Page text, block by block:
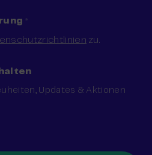
*
zu.
Updates & Aktionen